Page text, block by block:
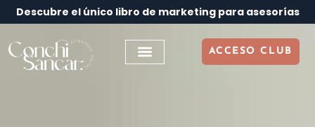
Descubre el único libro de marketing para asesorías
ACCESO CLUB